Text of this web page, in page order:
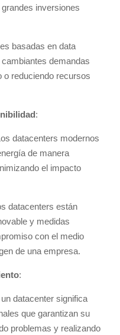
inversiones
basadas en data
demandas
o reduciendo recursos
:
datacenters modernos
de manera
el impacto
datacenters están
y medidas
con el medio
de una empresa.
:
un datacenter significa
que garantizan su
problemas y realizando